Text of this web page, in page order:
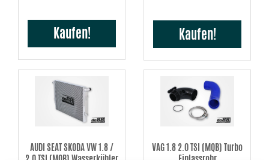
Kaufen! Kaufen!
AUDI SEAT SKODA VW 1.8 /
VAG 1.8 2.0 TSI (MQB) Turbo